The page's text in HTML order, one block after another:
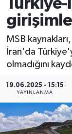
Türkiye-
MSB
İran'da
olmadığını
19.06.2025 - 15:15
YAYINLANMA